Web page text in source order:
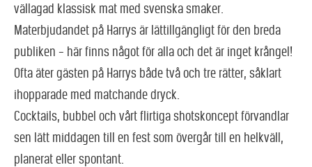
vällagad klassisk mat med svenska smaker.
Materbjudandet på Harrys är lättillgängligt för den breda
publiken – här finns något för alla och det är inget krångel!
Ofta äter gästen på Harrys både två och tre rätter, såklart
ihopparade med matchande dryck.
Cocktails, bubbel och vårt flirtiga shotskoncept förvandlar
sen lätt middagen till en fest som övergår till en helkväll,
planerat eller spontant.